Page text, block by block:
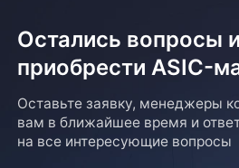
Остались вопросы
приобрести ASIC-
Оставьте заявку, менеджеры
вам в ближайшее время и
на все интересующие вопросы